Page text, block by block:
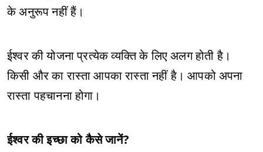
के अनुरूप नहीं हैं।
ईश्वर की योजना प्रत्येक व्यक्ति के लिए अलग होती है।
किसी और का रास्ता आपका रास्ता नहीं है। आपको अपना
रास्ता पहचानना होगा।
ईश्वर की इच्छा को कैसे जानें?